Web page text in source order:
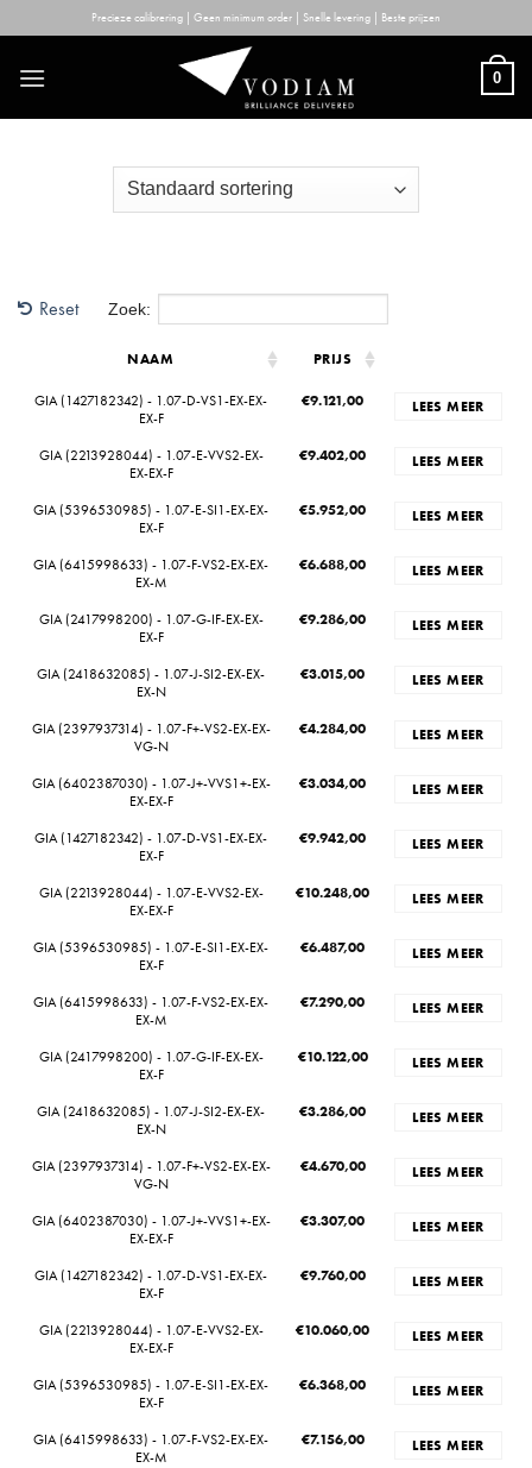
to
content
Precieze calibrering | Geen minimum order | Snelle levering | Beste prijzen
0
Reset Zoek:
NAAM PRIJS
GIA (1427182342) - 1.07-D-VS1-EX-EX-
EX-F
€9.121,00 LEES MEER
GIA (2213928044) - 1.07-E-VVS2-EX-
EX-EX-F
€9.402,00 LEES MEER
GIA (5396530985) - 1.07-E-SI1-EX-EX-
EX-F
€5.952,00 LEES MEER
GIA (6415998633) - 1.07-F-VS2-EX-EX-
EX-M
€6.688,00 LEES MEER
GIA (2417998200) - 1.07-G-IF-EX-EX-
EX-F
€9.286,00 LEES MEER
GIA (2418632085) - 1.07-J-SI2-EX-EX-
EX-N
€3.015,00 LEES MEER
GIA (2397937314) - 1.07-F+-VS2-EX-EX-
VG-N
€4.284,00 LEES MEER
GIA (6402387030) - 1.07-J+-VVS1+-EX-
EX-EX-F
€3.034,00 LEES MEER
GIA (1427182342) - 1.07-D-VS1-EX-EX-
EX-F
€9.942,00 LEES MEER
GIA (2213928044) - 1.07-E-VVS2-EX-
EX-EX-F
€10.248,00 LEES MEER
GIA (5396530985) - 1.07-E-SI1-EX-EX-
EX-F
€6.487,00 LEES MEER
GIA (6415998633) - 1.07-F-VS2-EX-EX-
EX-M
€7.290,00 LEES MEER
GIA (2417998200) - 1.07-G-IF-EX-EX-
EX-F
€10.122,00 LEES MEER
GIA (2418632085) - 1.07-J-SI2-EX-EX-
EX-N
€3.286,00 LEES MEER
GIA (2397937314) - 1.07-F+-VS2-EX-EX-
VG-N
€4.670,00 LEES MEER
GIA (6402387030) - 1.07-J+-VVS1+-EX-
EX-EX-F
€3.307,00 LEES MEER
GIA (1427182342) - 1.07-D-VS1-EX-EX-
EX-F
€9.760,00 LEES MEER
GIA (2213928044) - 1.07-E-VVS2-EX-
EX-EX-F
€10.060,00 LEES MEER
GIA (5396530985) - 1.07-E-SI1-EX-EX-
EX-F
€6.368,00 LEES MEER
GIA (6415998633) - 1.07-F-VS2-EX-EX-
EX-M
€7.156,00 LEES MEER